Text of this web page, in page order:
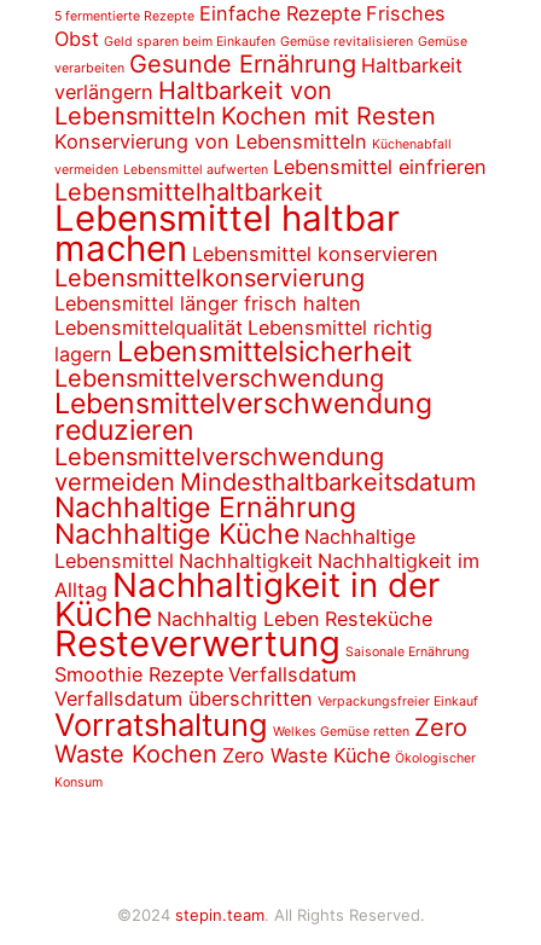
5 fermentierte Rezepte Einfache Rezepte Frisches
Obst Geld sparen beim Einkaufen Gemüse revitalisieren Gemüse
verarbeiten Gesunde Ernährung Haltbarkeit
verlängern Haltbarkeit von
Lebensmitteln Kochen mit Resten
Konservierung von Lebensmitteln Küchenabfall
vermeiden Lebensmittel aufwerten Lebensmittel einfrieren
Lebensmittelhaltbarkeit
Lebensmittel haltbar
machen Lebensmittel konservieren
Lebensmittelkonservierung
Lebensmittel länger frisch halten
Lebensmittelqualität Lebensmittel richtig
lagern Lebensmittelsicherheit
Lebensmittelverschwendung
Lebensmittelverschwendung
reduzieren
Lebensmittelverschwendung
vermeiden Mindesthaltbarkeitsdatum
Nachhaltige Ernährung
Nachhaltige Küche Nachhaltige
Lebensmittel Nachhaltigkeit Nachhaltigkeit im
Alltag Nachhaltigkeit in der
Küche Nachhaltig Leben Resteküche
Resteverwertung Saisonale Ernährung
Smoothie Rezepte Verfallsdatum
Verfallsdatum überschritten Verpackungsfreier Einkauf
Vorratshaltung Welkes Gemüse retten Zero
Waste Kochen Zero Waste Küche Ökologischer
Konsum
©2024 stepin.team. All Rights Reserved.